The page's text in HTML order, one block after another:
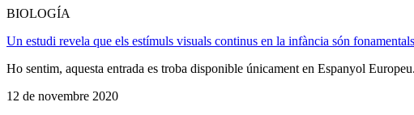
BIOLOGÍA
Un estudi revela que els estímuls visuals continus en la infància són
Ho sentim, aquesta entrada es troba disponible únicament en Espanyol Europeu.
12 de novembre 2020